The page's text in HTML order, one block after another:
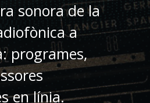
sonora de la
a
programes,
en línia.